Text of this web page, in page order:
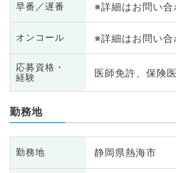
早番／遅番 ※詳細はお問い
オンコール ※詳細はお問い
応募資格・
経験
医師免許、保険
勤務地
勤務地 静岡県熱海市